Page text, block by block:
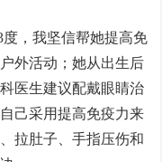
，我坚信帮她提高免
外活动；她从出生后
医生建议配戴眼睛治
己采用提高免疫力来
拉肚子、手指压伤和